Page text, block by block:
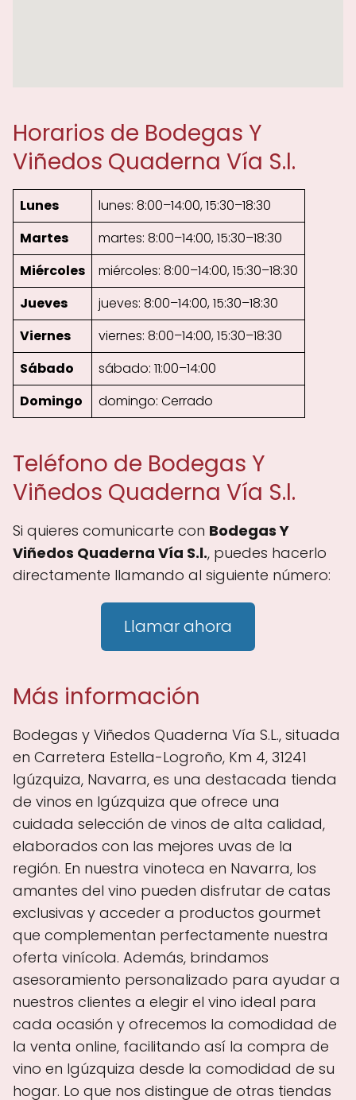
Horarios de Bodegas Y
Viñedos Quaderna Vía S.l.
Lunes
lunes: 8:00–14:00, 15:30–18:30
Martes
martes: 8:00–14:00, 15:30–18:30
Miércoles
miércoles: 8:00–14:00, 15:30–18:30
Jueves
jueves: 8:00–14:00, 15:30–18:30
Viernes
viernes: 8:00–14:00, 15:30–18:30
Sábado
sábado: 11:00–14:00
Domingo
domingo: Cerrado
Teléfono de Bodegas Y
Viñedos Quaderna Vía S.l.
Si quieres comunicarte con Bodegas Y
Viñedos Quaderna Vía S.l., puedes hacerlo
directamente llamando al siguiente número:
Llamar ahora
Más información
Bodegas y Viñedos Quaderna Vía S.L., situada
en Carretera Estella-Logroño, Km 4, 31241
Igúzquiza, Navarra, es una destacada tienda
de vinos en Igúzquiza que ofrece una
cuidada selección de vinos de alta calidad,
elaborados con las mejores uvas de la
región. En nuestra vinoteca en Navarra, los
amantes del vino pueden disfrutar de catas
exclusivas y acceder a productos gourmet
que complementan perfectamente nuestra
oferta vinícola. Además, brindamos
asesoramiento personalizado para ayudar a
nuestros clientes a elegir el vino ideal para
cada ocasión y ofrecemos la comodidad de
la venta online, facilitando así la compra de
vino en Igúzquiza desde la comodidad de su
hogar. Lo que nos distingue de otras tiendas